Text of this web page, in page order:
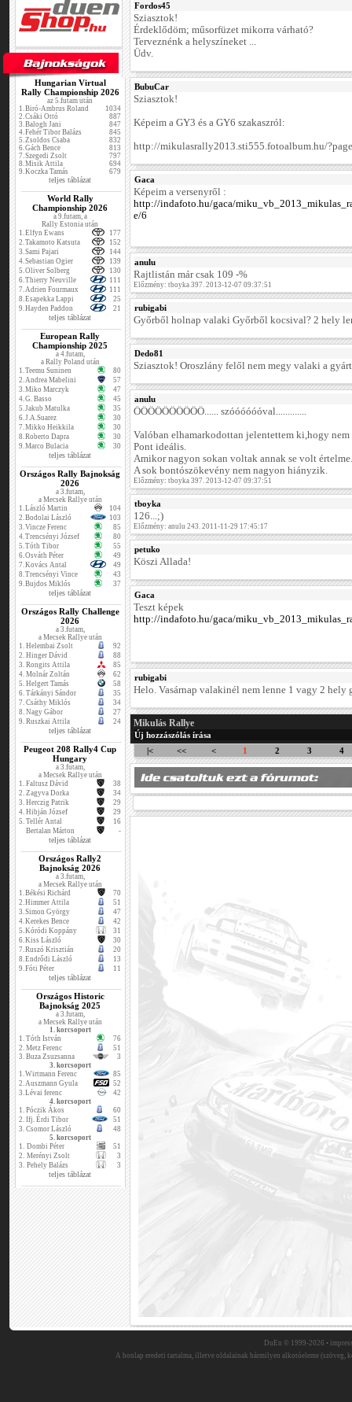
Hungarian Virtual
Rally Championship 2026
az 5.futam után
1.Biró-Ambrus Roland
1034
2.Csáki Ottó
887
3.Balogh Jani
847
4.Fehér Tibor Balázs
845
5.Zsoldos Csaba
832
6.Gách Bence
813
7.Szegedi Zsolt
797
8.Misik Attila
694
9.Koczka Tamás 679
teljes táblázat
World Rally
Championship 2026
a 9.futam, a
Rally Estonia után
1.Elfyn Ewans
177
2.Takamoto Katsuta
152
3.Sami Pajari
144
4.Sebastian Ogier
139
5.Oliver Solberg
130
6.Thierry Neuville
111
7.Adrien Fourmaux
111
8.Esapekka Lappi
25
9.Hayden Paddon 21
teljes táblázat
European Rally
Championship 2025
a 4.futam,
a Rally Poland után
1.Teemu Suninen
80
2.Andrea Mabelini
57
3.Miko Marczyk
47
4.G. Basso
45
5.Jakub Matulka
35
6.J.A.Suarez
30
7.Mikko Heikkila
30
8.Roberto Dapra
30
9.Marco Bulacia 30
teljes táblázat
Országos Rally Bajnokság
2026
a 3.futam,
a Mecsek Rallye után
1.László Martin
104
2.Bodolai László
103
3.Vincze Ferenc
85
4.Trencsényi József
80
5.Tóth Tibor
55
6.Osváth Péter
49
7.Kovács Antal
49
8.Trencsényi Vince
43
9.Bujdos Miklós 37
teljes táblázat
Országos Rally Challenge
2026
a 3.futam,
a Mecsek Rallye után
1. Helembai Zsolt
92
2. Hinger Dávid
88
3. Rongits Attila
85
4. Molnár Zoltán
62
5. Helgert Tamás
58
6. Tárkányi Sándor
35
7. Csáthy Miklós
34
8. Nagy Gábor
27
9. Ruszkai Attila 24
teljes táblázat
Peugeot 208 Rally4 Cup
Hungary
a 3.futam,
a Mecsek Rallye után
1. Faltusz Dávid
38
2. Zagyva Dorka
34
3. Herczig Patrik
29
4. Hibján József
29
5. Tellér Antal
16
Bertalan Márton
-
teljes táblázat
Országos Rally2
Bajnokság 2026
a 3.futam,
a Mecsek Rallye után
1.Békési Richárd
70
2.Himmer Attila
51
3.Simon György
47
4.Kerekes Bence
42
5.Kóródi Koppány
31
6.Kiss László
30
7.Ruszó Krisztián
20
8.Endrődi László
13
9.Fóti Péter 11
teljes táblázat
Országos Historic
Bajnokság 2025
a 3.futam,
a Mecsek Rallye után
1. korcsoport
1. Tóth István
76
2. Metz Ferenc
51
3. Buza Zsuzsanna
3
3. korcsoport
1.Wirtmann Ferenc
85
2.Auszmann Gyula
52
3.Lévai ferenc
42
4. korcsoport
1. Póczik Ákos
60
2. Ifj. Érdi Tibor
51
3. Csomor László
48
5. korcsoport
1. Dombi Péter
51
2. Merényi Zsolt
3
3. Pehely Balázs 3
teljes táblázat
Fordos45
Sziasztok!
Érdeklődöm; műsorfüzet mikorra várható?
Terveznénk a helyszíneket ...
Üdv.
BubuCar
Sziasztok!
Képeim a GY3 és a GY6 szakaszról:
http://mikulasrally2013.sti555.fotoalbum.hu/
Gaca
Képeim a versenyről :
http://indafoto.hu/gaca/
e/6
anulu
Rajtlistán már csak 109 -%
Előzmény: tboyka 397. 2013-12-07 09:37:51
rubigabi
Győrből holnap valaki Győrből kocsival? 2 hely
Dedo81
Sziasztok! Oroszlány felől nem megy valaki a
anulu
ŐŐŐŐŐŐŐŐŐŐ...... szóóóóóóval.............
Valóban elhamarkodottan jelentettem ki,hogy nem
Pont ideális.
Amikor nagyon sokan voltak annak se volt értelme.
A sok bontószökevény nem nagyon hiányzik.
Előzmény: tboyka 397. 2013-12-07 09:37:51
tboyka
126...;)
Előzmény: anulu 243. 2011-11-29 17:45:17
petuko
Köszi Allada!
Gaca
Teszt képek
http://indafoto.hu/gaca/
rubigabi
Helo. Vasárnap valakinél nem lenne 1 vagy 2 hely
Mikulás Rallye
Új hozzászólás írása
|<
<< < 1 2 3 4
DuEn © 1999-2026 •
A honlap eredeti tartalma, illetve oldalainak bármilyen alkotóeleme (szöveg,